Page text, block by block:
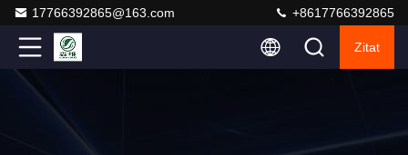
17766392865@163.com +8617766392865
Zitat